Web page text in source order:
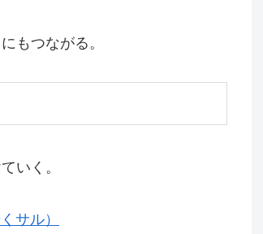
もつながる。
いく。
サル）